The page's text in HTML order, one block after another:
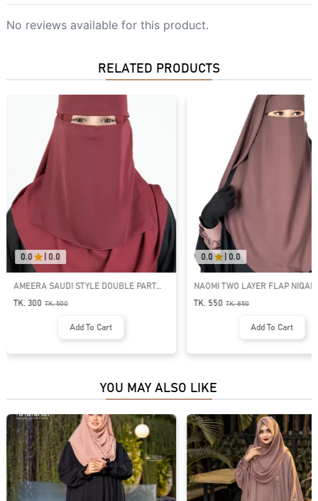
No reviews available for this product.
RELATED PRODUCTS
0.0 0.0
AMEERA SAUDI STYLE DOUBLE PART
SHORT NIQAB | GT-1718
TK. 300 TK.500
Add To Cart
0.0 0.0
NAOMI TWO LAYER FLAP
TK. 550
TK.850
Add To Cart
YOU MAY ALSO LIKE